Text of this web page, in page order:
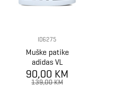
ID6275
Muške patike
adidas VL
COURT 3.0
90,00 KM
139,00 KM